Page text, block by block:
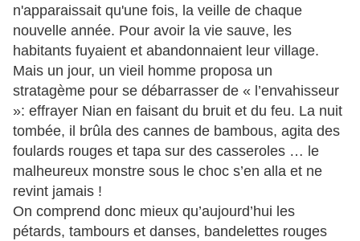
n'apparaissait qu'une fois, la veille de chaque
nouvelle année. Pour avoir la vie sauve, les
habitants fuyaient et abandonnaient leur village.
Mais un jour, un vieil homme proposa un
stratagème pour se débarrasser de « l’envahisseur
»: effrayer Nian en faisant du bruit et du feu. La nuit
tombée, il brûla des cannes de bambous, agita des
foulards rouges et tapa sur des casseroles … le
malheureux monstre sous le choc s’en alla et ne
revint jamais !
On comprend donc mieux qu’aujourd’hui les
pétards, tambours et danses, bandelettes rouges